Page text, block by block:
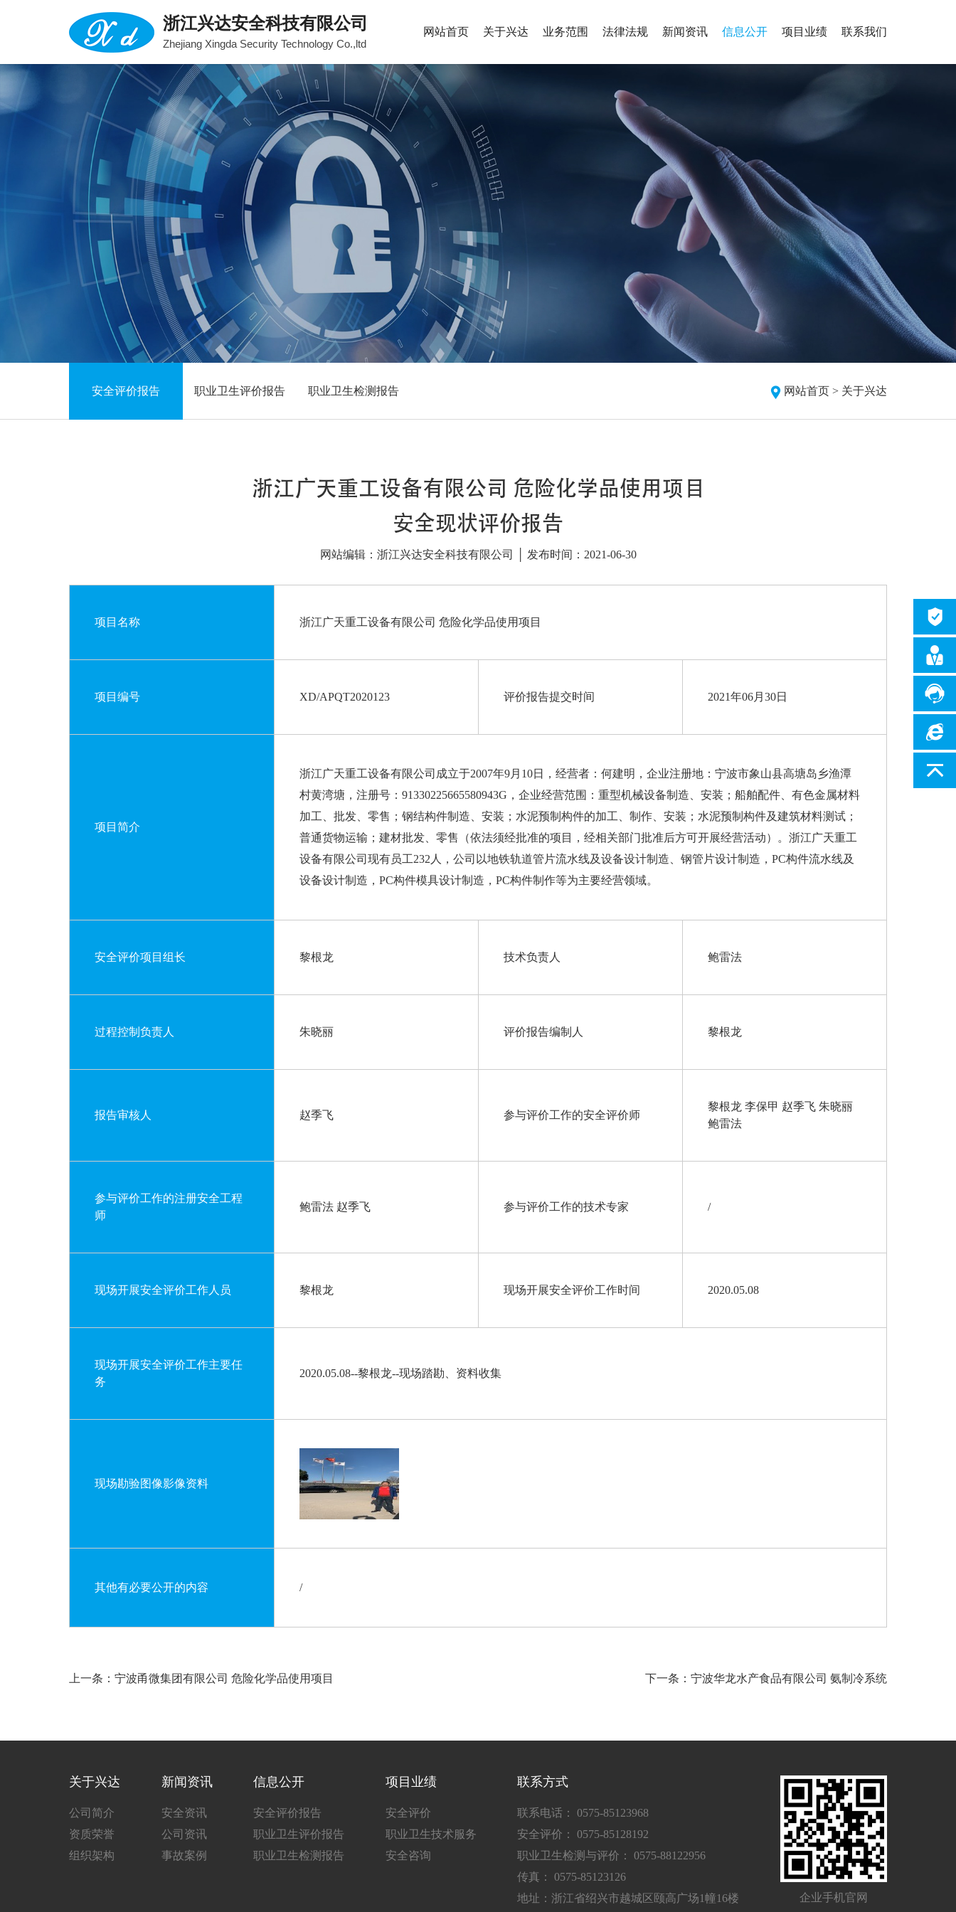
浙江兴达安全科技有限公司
Zhejiang Xingda Security Technology Co.,ltd
网站首页 关于兴达 业务范围 法律法规 新闻资讯 信息公开 项目业绩 联系我们
安全评价报告 职业卫生评价报告 职业卫生检测报告 网站首页 > 关于兴达
浙江广天重工设备有限公司 危险化学品使用项目
安全现状评价报告
网站编辑：浙江兴达安全科技有限公司 │ 发布时间：2021-06-30
项目名称 浙江广天重工设备有限公司 危险化学品使用项目
项目编号 XD/APQT2020123 评价报告提交时间 2021年06月30日
项目简介
浙江广天重工设备有限公司成立于2007年9月 10日，经营者：何建明，企业注册地：宁波市象山县高塘岛乡渔潭
村黄湾塘，注册号： 91330225665580943G ，企业经营范围：重型机械设备制造、安装；船舶配件、有色金属材料
加工、批发、零售；钢结构件制造、安装；水泥预制构件的加工、制作、安装；水泥预制构件及建筑材料测试；
普通货物运输；建材批发、零售（依法须经批准的项目，经相关部门批准后方可开展经营活动）。浙江广天重工
设备有限公司现有员工232 人，公司以地铁轨道管片流水线及设备设计制造、钢管片设计制造， PC构件流水线及
设备设计制造， PC构件模具设计制造， PC构件制作等为主要经营领域。
安全评价项目组长 黎根龙 技术负责人 鲍雷法
过程控制负责人 朱晓丽 评价报告编制人 黎根龙
报告审核人 赵季飞 参与评价工作的安全评价师
黎根龙 李保甲 赵季飞 朱晓丽
鲍雷法
参与评价工作的注册安全工程
师
鲍雷法 赵季飞 参与评价工作的技术专家 /
现场开展安全评价工作人员 黎根龙 现场开展安全评价工作时间 2020.05.08
现场开展安全评价工作主要任
务
2020.05.08--黎根龙--现场踏勘、资料收集
现场勘验图像影像资料
其他有必要公开的内容 /
上一条：宁波甬微集团有限公司 危险化学品使用项目 下一条：宁波华龙水产食品有限公司 氨制冷系统
关于兴达
公司简介
资质荣誉
组织架构
新闻资讯
安全资讯
公司资讯
事故案例
信息公开
安全评价报告
职业卫生评价报告
职业卫生检测报告
项目业绩
安全评价
职业卫生技术服务
安全咨询
联系方式
联系电话： 0575-85123968
安全评价： 0575-85128192
职业卫生检测与评价： 0575-88122956
传真： 0575-85123126
地址：浙江省绍兴市越城区颐高广场1幢16楼
企业手机官网